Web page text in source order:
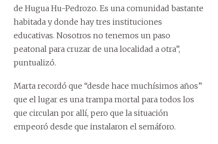
de Hugua Hu-Pedrozo. Es una comunidad bastante
habitada y donde hay tres instituciones
educativas. Nosotros no tenemos un paso
peatonal para cruzar de una localidad a otra”,
puntualizó.
Marta recordó que “desde hace muchísimos años”
que el lugar es una trampa mortal para todos los
que circulan por allí, pero que la situación
empeoró desde que instalaron el semáforo.